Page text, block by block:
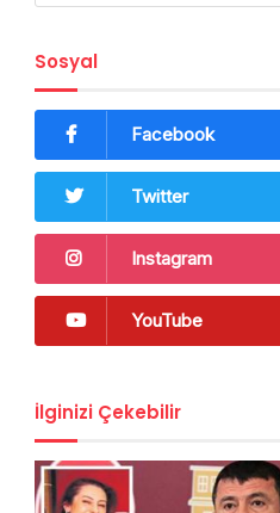
Sosyal
Facebook
Twitter
Instagram
YouTube
İlginizi Çekebilir